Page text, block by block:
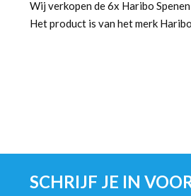
Wij verkopen de 6x Haribo
Het product is van het merk
SCHRIJF JE IN